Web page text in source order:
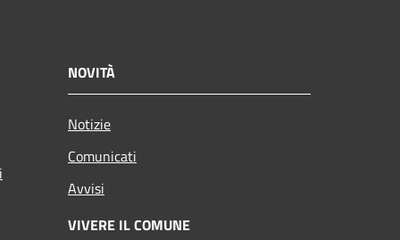
NOVITÀ
Notizie
Comunicati
Avvisi
VIVERE IL COMUNE